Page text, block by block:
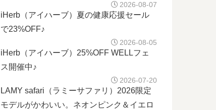
2026-08-07
iHerb（アイハーブ）夏の健康応援セール
で23%OFF♪
2026-08-05
iHerb（アイハーブ）25%OFF WELLフェ
ス開催中♪
2026-07-20
LAMY safari（ラミーサファリ）2026限定
モデルがかわいい。ネオンピンク＆イエロ